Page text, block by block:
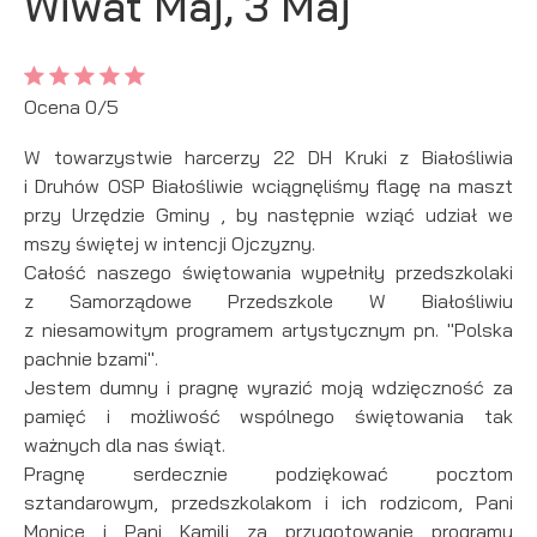
Ocena 0/5
W towarzystwie harcerzy 22 DH Kruki z Białośliwia
i Druhów OSP Białośliwie wciągnęliśmy flagę na maszt
przy Urzędzie Gminy , by następnie wziąć udział we
mszy świętej w intencji Ojczyzny.
Całość naszego świętowania wypełniły przedszkolaki
z Samorządowe Przedszkole W Białośliwiu
z niesamowitym programem artystycznym pn. "Polska
pachnie bzami".
Jestem dumny i pragnę wyrazić moją wdzięczność za
pamięć i możliwość wspólnego świętowania tak
ważnych dla nas świąt.
Pragnę serdecznie podziękować pocztom
sztandarowym, przedszkolakom i ich rodzicom, Pani
Monice i Pani Kamili za przygotowanie programu
zapamiętanie wprowadzonych przez Ciebie ustawień oraz
personalizację określonych funkcjonalności czy
Dzięki tym plikom cookies możemy zapewnić Ci większy
komfort korzystania z funkcjonalności naszej strony poprzez
Wyrażenie zgody na funkcjonalne i personalizacyjne pliki
cookies gwarantuje dostępność większej ilości funkcji na
stronie.
Więcej
Analityczne
Analityczne pliki cookies pomagają nam rozwijać się i
dostosowywać do Twoich potrzeb.
Cookies analityczne pozwalają na uzyskanie informacji w
zakresie wykorzystywania witryny internetowej, miejsca oraz
częstotliwości, z jaką odwiedzane są nasze serwisy www.
Dane pozwalają nam na ocenę naszych serwisów
internetowych pod względem ich popularności wśród
użytkowników. Zgromadzone informacje są przetwarzane w
formie zanonimizowanej. Wyrażenie zgody na analityczne pliki
cookies gwarantuje dostępność wszystkich funkcjonalności.
Więcej
Reklamowe
Dzięki reklamowym plikom cookies prezentujemy Ci
najciekawsze informacje i aktualności na stronach naszych
partnerów.
Promocyjne pliki cookies służą do prezentowania Ci naszych
komunikatów na podstawie analizy Twoich upodobań oraz
Twoich zwyczajów dotyczących przeglądanej witryny
Więcej